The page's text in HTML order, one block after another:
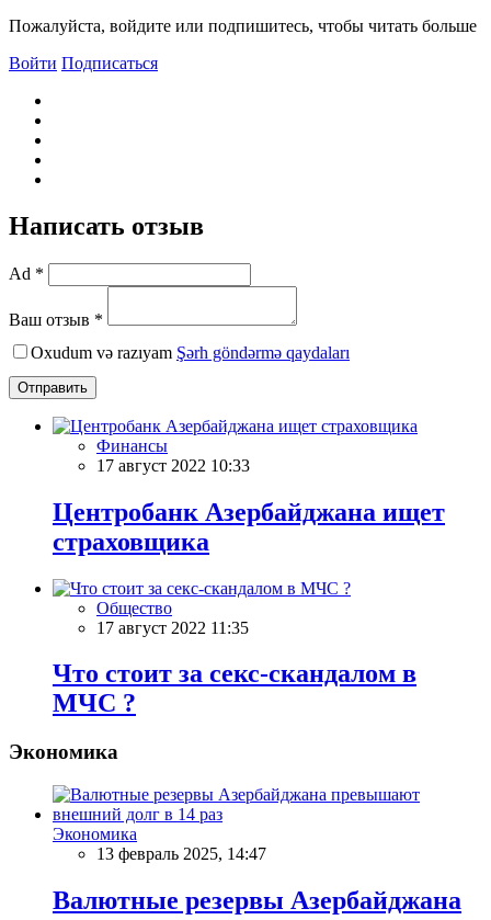
Пожалуйста, войдите или подпишитесь, чтобы читать больше
Войти Подписаться
Написать отзыв
Ad *
Ваш отзыв *
Oxudum və razıyam Şərh göndərmə qaydaları
Отправить
Финансы
17 август 2022 10:33
Центробанк Азербайджана ищет
страховщика
Общество
17 август 2022 11:35
Что стоит за секс-скандалом в
МЧС ?
Экономика
Экономика
13 февраль 2025, 14:47
Валютные резервы Азербайджана